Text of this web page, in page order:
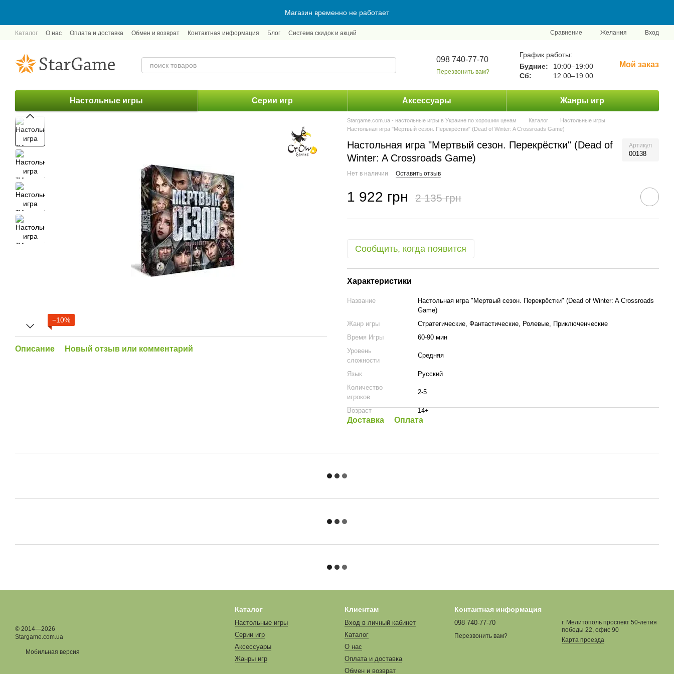
Магазин временно не работает
Каталог О нас Оплата и доставка Обмен и возврат Контактная информация Блог Система скидок и акций Сравнение Желания Вход
098 740-77-70
Перезвонить вам?
График работы:
Будние:
10:00–19:00
Сб:
12:00–19:00
Мой заказ
Настольные игры Серии игр Аксессуары Жанры игр
−10%
Описание Новый отзыв или комментарий
Stargame.com.ua - настольные игры в Украине по хорошим ценам Каталог
Настольные игры
Настольная игра "Мертвый сезон. Перекрёстки" (Dead of Winter: A Crossroads Game)
Настольная игра "Мертвый сезон. Перекрёстки" (Dead of
Winter: A Crossroads Game)
Артикул
00138
Нет в наличии Оставить отзыв
1 922 грн 2 135 грн
Сообщить, когда появится
Характеристики
Название
Настольная игра "Мертвый сезон. Перекрёстки" (Dead of Winter: A Crossroads
Game)
Жанр игры
Стратегические, Фантастические, Ролевые, Приключенческие
Время Игры
60-90 мин
Уровень
сложности
Средняя
Язык
Русский
Количество
игроков
2-5
Возраст 14+
Доставка Оплата
© 2014—2026
Stargame.com.ua
Мобильная версия
Каталог
Настольные игры
Серии игр
Аксессуары
Жанры игр
Клиентам
Вход в личный кабинет
Каталог
О нас
Оплата и доставка
Обмен и возврат
Контактная информация
098 740-77-70
Перезвонить вам?
г. Мелитополь проспект 50-летия
победы 22, офис 90
Карта проезда